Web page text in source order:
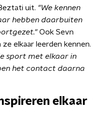
uit. "We kennen
hebben daarbuiten
Ook Sevn
elkaar leerden kennen.
sport met elkaar in
het contact daarna
elkaar